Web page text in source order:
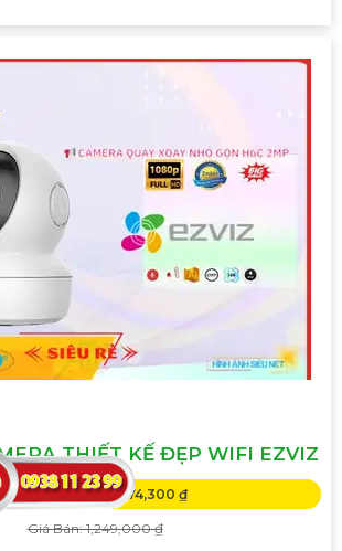
THIẾT KẾ ĐẸP WIFI EZVIZ
Giá Khuyến Mại: 874,300 ₫
Giá Bán: 1,249,000 ₫